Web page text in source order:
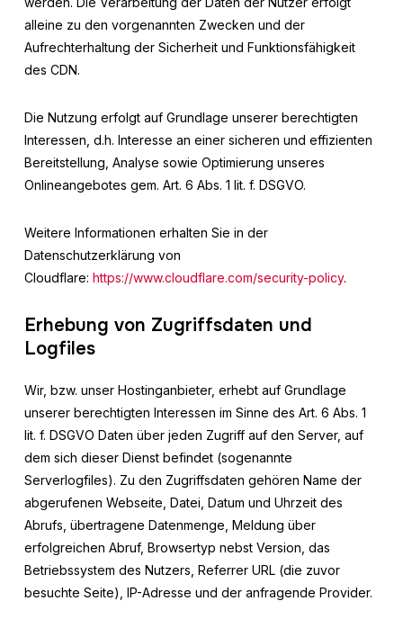
alleine zu den vorgenannten Zwecken und der
Aufrechterhaltung der Sicherheit und Funktionsfähigkeit
des CDN.
Die Nutzung erfolgt auf Grundlage unserer berechtigten
Interessen, d.h. Interesse an einer sicheren und effizienten
Bereitstellung, Analyse sowie Optimierung unseres
Onlineangebotes gem. Art. 6 Abs. 1 lit. f. DSGVO.
Weitere Informationen erhalten Sie in der
Datenschutzerklärung von
Cloudflare: https://www.cloudflare.com/security-policy.
Erhebung von Zugriffsdaten und
Logfiles
Wir, bzw. unser Hostinganbieter, erhebt auf Grundlage
unserer berechtigten Interessen im Sinne des Art. 6 Abs. 1
lit. f. DSGVO Daten über jeden Zugriff auf den Server, auf
dem sich dieser Dienst befindet (sogenannte
Serverlogfiles). Zu den Zugriffsdaten gehören Name der
abgerufenen Webseite, Datei, Datum und Uhrzeit des
Abrufs, übertragene Datenmenge, Meldung über
erfolgreichen Abruf, Browsertyp nebst Version, das
Betriebssystem des Nutzers, Referrer URL (die zuvor
besuchte Seite), IP-Adresse und der anfragende Provider.